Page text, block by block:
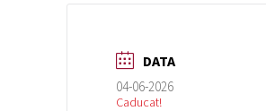
DATA
04-06-2026
Caducat!